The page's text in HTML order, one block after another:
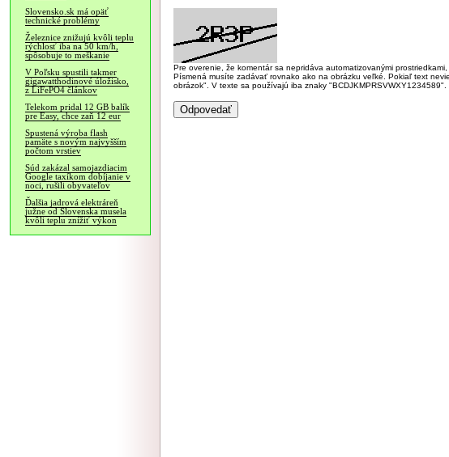
Slovensko.sk má opäť
technické problémy
Železnice znižujú kvôli teplu
rýchlosť iba na 50 km/h,
spôsobuje to meškanie
V Poľsku spustili takmer
gigawatthodinové úložisko,
z LiFePO4 článkov
Telekom pridal 12 GB balík
pre Easy, chce zaň 12 eur
Spustená výroba flash
pamäte s novým najvyšším
počtom vrstiev
Súd zakázal samojazdiacim
Google taxíkom dobíjanie v
noci, rušili obyvateľov
Ďalšia jadrová elektráreň
južne od Slovenska musela
kvôli teplu znížiť výkon
Pre overenie, že komentár sa nepridáva automatizovanými
Písmená musíte zadávať rovnako ako na obrázku veľké. Pokiaľ text
obrázok". V texte sa používajú iba znaky "BCDJKMPRSVWXY1234589".